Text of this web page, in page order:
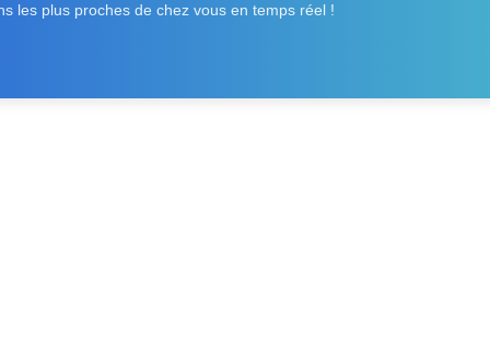
les plus proches de chez vous en temps réel !